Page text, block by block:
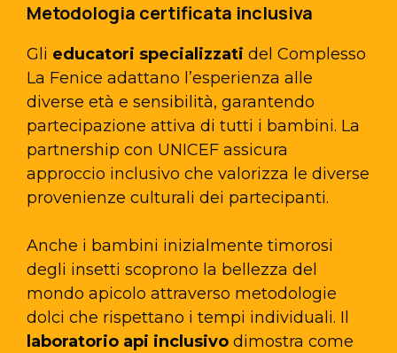
Metodologia certificata inclusiva
Gli educatori specializzati del Complesso
La Fenice adattano l’esperienza alle
diverse età e sensibilità, garantendo
partecipazione attiva di tutti i bambini. La
partnership con UNICEF assicura
approccio inclusivo che valorizza le diverse
provenienze culturali dei partecipanti.
Anche i bambini inizialmente timorosi
degli insetti scoprono la bellezza del
mondo apicolo attraverso metodologie
dolci che rispettano i tempi individuali. Il
laboratorio api inclusivo dimostra come